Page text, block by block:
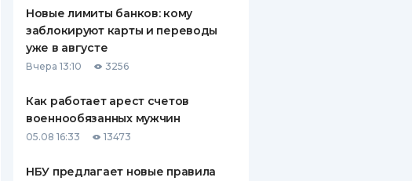
КОМПАНИЯХ
КОНТАКТЫ
Новые лимиты банков: кому
заблокируют карты и переводы
уже в августе
Вчера 13:10 3256
Как работает арест счетов
военнообязанных мужчин
05.08 16:33 13473
НБУ предлагает новые правила